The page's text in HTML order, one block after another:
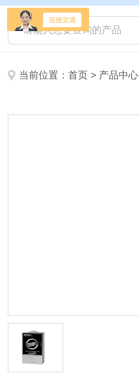
当前位置：首页 > 产品中心